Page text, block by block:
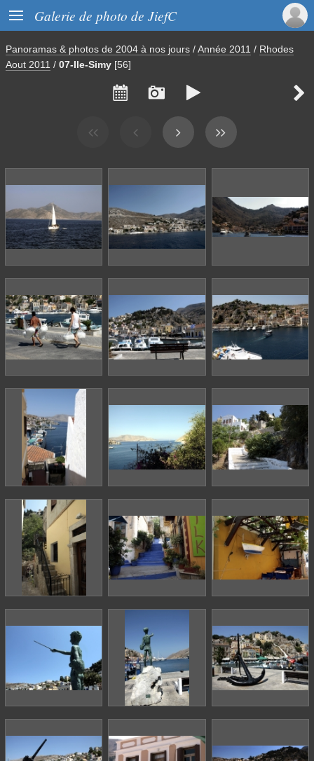
 Galerie de photo de JiefC
Panoramas & photos de 2004 à nos jours /Année 2011 / Rhodes
Aout 2011 / 07-Ile-Simy [56]
   